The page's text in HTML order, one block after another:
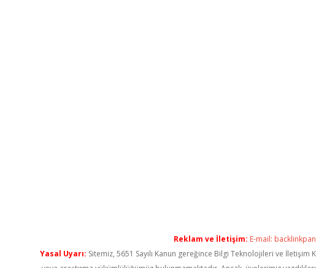
Reklam ve İletişim: E-mail:
Yasal Uyarı: Sitemiz, 5651 Sayılı Kanun gereğince Bilgi Teknolojileri ve